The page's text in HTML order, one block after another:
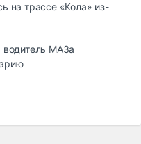
на трассе «Кола» из-
МАЗа